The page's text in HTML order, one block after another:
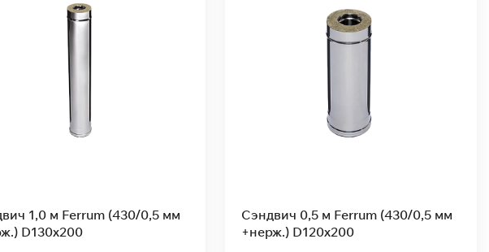
Сэндвич 0,5 м Ferrum (430/0,5 мм
+нерж.) D120x200
Сэндвич 1,0 м Ferrum (430/0,8 мм
+нерж.) D120x200